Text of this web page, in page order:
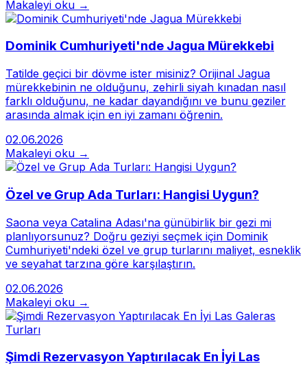
Makaleyi oku →
Dominik Cumhuriyeti'nde Jagua Mürekkebi
Tatilde geçici bir dövme ister misiniz? Orijinal Jagua
mürekkebinin ne olduğunu, zehirli siyah kınadan nasıl
farklı olduğunu, ne kadar dayandığını ve bunu geziler
arasında almak için en iyi zamanı öğrenin.
02.06.2026
Makaleyi oku →
Özel ve Grup Ada Turları: Hangisi Uygun?
Saona veya Catalina Adası'na günübirlik bir gezi mi
planlıyorsunuz? Doğru geziyi seçmek için Dominik
Cumhuriyeti'ndeki özel ve grup turlarını maliyet, esneklik
ve seyahat tarzına göre karşılaştırın.
02.06.2026
Makaleyi oku →
Şimdi Rezervasyon Yaptırılacak En İyi Las